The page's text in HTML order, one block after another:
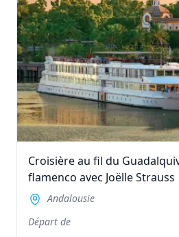
Croisière au fil du
flamenco avec Joëlle Strauss
Andalousie
Départ de